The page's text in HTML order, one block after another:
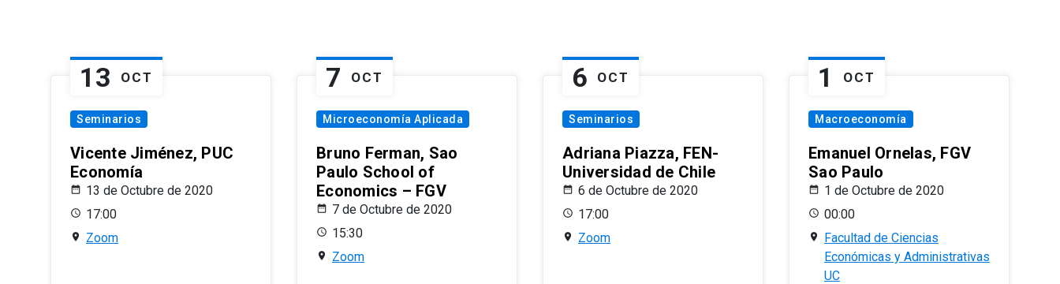
13 OCT
Seminarios
Vicente Jiménez, PUC
Economía
13 de Octubre de 2020
17:00
Zoom
7 OCT
Microeconomía Aplicada
Bruno Ferman, Sao
Paulo School of
Economics – FGV
7 de Octubre de 2020
15:30
Zoom
6 OCT
Seminarios
Adriana Piazza, FEN-
Universidad de Chile
6 de Octubre de 2020
17:00
Zoom
1 OCT
Macroeconomía
Emanuel Ornelas, FGV
Sao Paulo
1 de Octubre de 2020
00:00
Facultad de Ciencias
Económicas y Administrativas
UC